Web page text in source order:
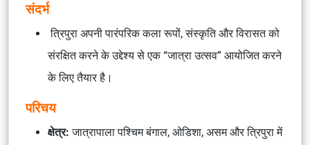
संदर्भ
त्रिपुरा अपनी पारंपरिक कला रूपों, संस्कृति और विरासत को
संरक्षित करने के उद्देश्य से एक “जात्रा उत्सव” आयोजित करने
के लिए तैयार है।
परिचय
क्षेत्र: जात्रापाला पश्चिम बंगाल, ओडिशा, असम और त्रिपुरा में